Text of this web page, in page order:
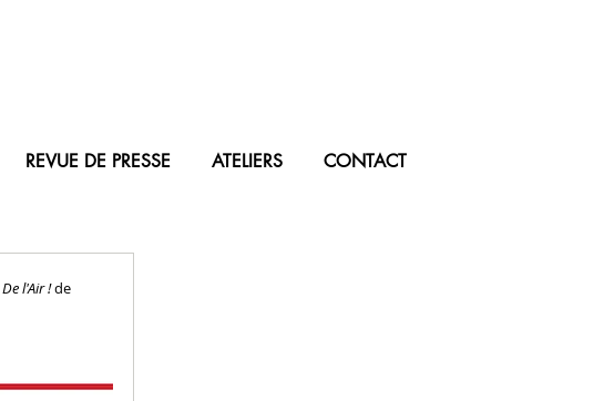
REVUE DE PRESSE ATELIERS CONTACT
De l'Air ! de